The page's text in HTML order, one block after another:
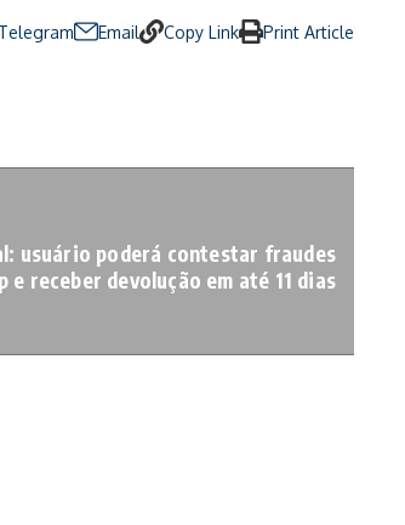
Telegram Email Copy Link Print Article
usuário poderá contestar fraudes
e receber devolução em até 11 dias